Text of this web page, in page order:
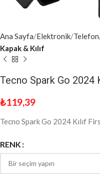
Ana Sayfa Elektronik Telefon
Kapak & Kılıf
Tecno Spark Go 2024
₺119,39
Tecno Spark Go 2024 Kılıf
RENK